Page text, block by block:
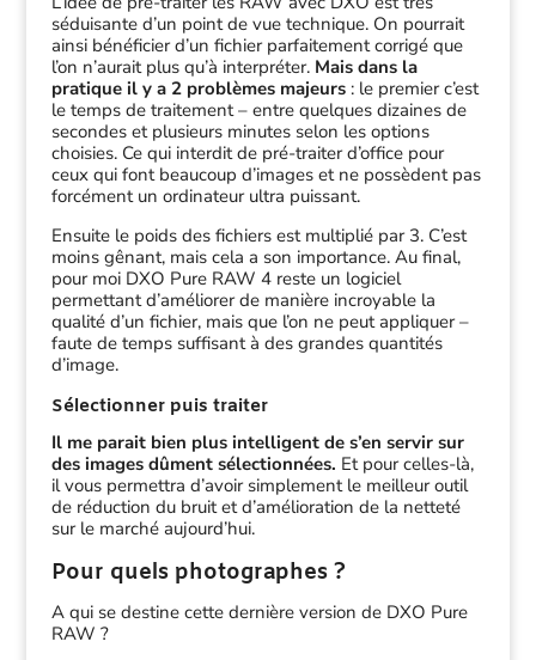
séduisante d’un point de vue technique. On pourrait
ainsi bénéficier d’un fichier parfaitement corrigé que
l’on n’aurait plus qu’à interpréter. Mais dans la
pratique il y a 2 problèmes majeurs: le premier c’est
le temps de traitement – entre quelques dizaines de
secondes et plusieurs minutes selon les options
choisies. Ce qui interdit de pré-traiter d’office pour
ceux qui font beaucoup d’images et ne possèdent pas
forcément un ordinateur ultra puissant.
Ensuite le poids des fichiers est multiplié par 3. C’est
moins gênant, mais cela a son importance. Au final,
pour moi DXO Pure RAW 4 reste un logiciel
permettant d’améliorer de manière incroyable la
qualité d’un fichier, mais que l’on ne peut appliquer –
faute de temps suffisant à des grandes quantités
d’image.
Sélectionner puis traiter
Il me parait bien plus intelligent de s’en servir sur
des images dûment sélectionnées. Et pour celles-là,
il vous permettra d’avoir simplement le meilleur outil
de réduction du bruit et d’amélioration de la netteté
sur le marché aujourd’hui.
Pour quels photographes ?
A qui se destine cette dernière version de DXO Pure
RAW ?